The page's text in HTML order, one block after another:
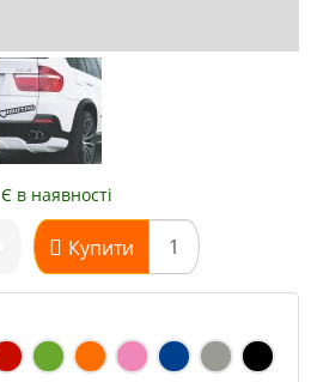
Є в наявності
Купити